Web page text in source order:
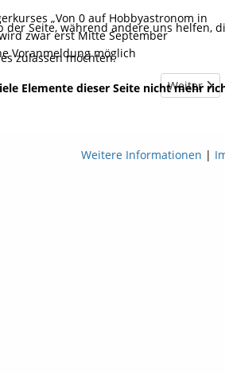
„Von 0 auf Hobbyastronom in
zwar erst Mitte September
Voranmeldung möglich
Nächster
Weiter
Seite, während andere uns helfen,
zulassen möchten.
Elemente dieser Seite nicht mehr
Weitere Informationen |